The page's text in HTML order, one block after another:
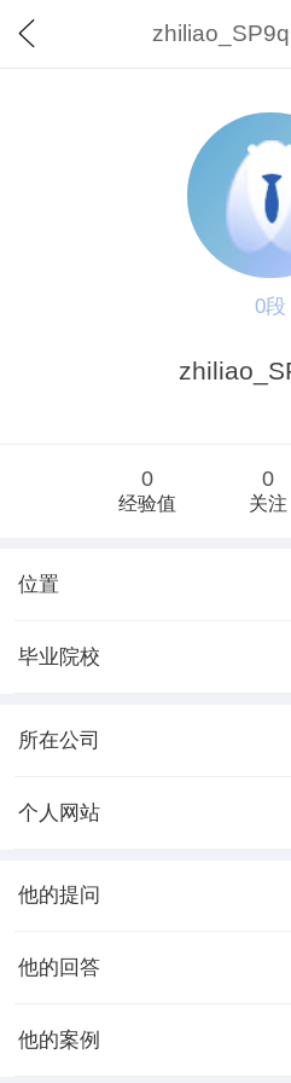
0段
0
经验值
0
关注
位置
毕业院校
所在公司
个人网站
他的提问
他的回答
他的案例